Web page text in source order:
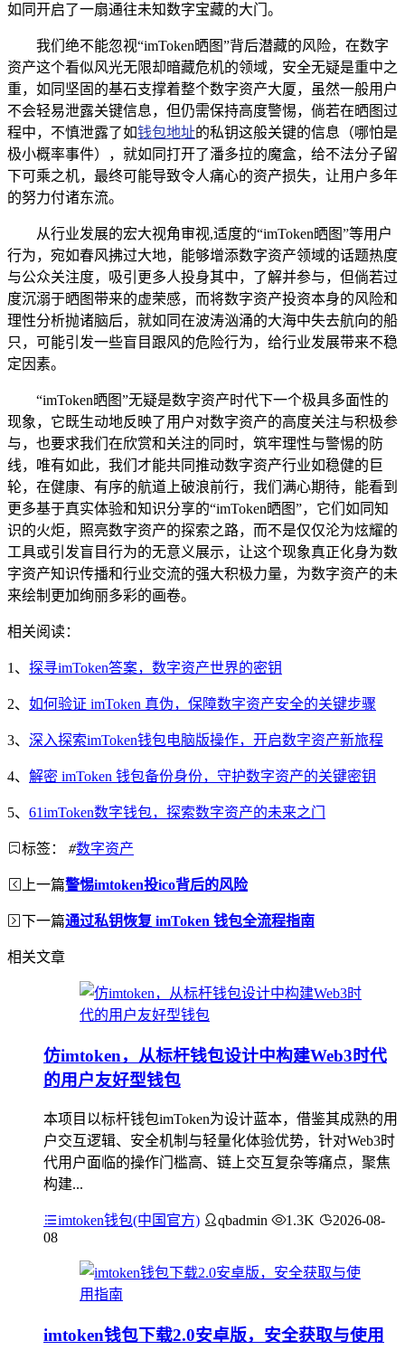
如同开启了一扇通往未知数字宝藏的大门。
我们绝不能忽视“imToken晒图”背后潜藏的风险，在数字
资产这个看似风光无限却暗藏危机的领域，安全无疑是重中之
重，如同坚固的基石支撑着整个数字资产大厦，虽然一般用户
不会轻易泄露关键信息，但仍需保持高度警惕，倘若在晒图过
程中，不慎泄露了如钱包地址的私钥这般关键的信息（哪怕是
极小概率事件），就如同打开了潘多拉的魔盒，给不法分子留
下可乘之机，最终可能导致令人痛心的资产损失，让用户多年
的努力付诸东流。
从行业发展的宏大视角审视,适度的“imToken晒图”等用户
行为，宛如春风拂过大地，能够增添数字资产领域的话题热度
与公众关注度，吸引更多人投身其中，了解并参与，但倘若过
度沉溺于晒图带来的虚荣感，而将数字资产投资本身的风险和
理性分析抛诸脑后，就如同在波涛汹涌的大海中失去航向的船
只，可能引发一些盲目跟风的危险行为，给行业发展带来不稳
定因素。
“imToken晒图”无疑是数字资产时代下一个极具多面性的
现象，它既生动地反映了用户对数字资产的高度关注与积极参
与，也要求我们在欣赏和关注的同时，筑牢理性与警惕的防
线，唯有如此，我们才能共同推动数字资产行业如稳健的巨
轮，在健康、有序的航道上破浪前行，我们满心期待，能看到
更多基于真实体验和知识分享的“imToken晒图”，它们如同知
识的火炬，照亮数字资产的探索之路，而不是仅仅沦为炫耀的
工具或引发盲目行为的无意义展示，让这个现象真正化身为数
字资产知识传播和行业交流的强大积极力量，为数字资产的未
来绘制更加绚丽多彩的画卷。
相关阅读：
1、 探寻imToken答案，数字资产世界的密钥
2、 如何验证 imToken 真伪，保障数字资产安全的关键步骤
3、 深入探索imToken钱包电脑版操作，开启数字资产新旅程
4、 解密 imToken 钱包备份身份，守护数字资产的关键密钥
5、 61imToken数字钱包，探索数字资产的未来之门
标签： #数字资产
上一篇警惕imtoken投ico背后的风险
下一篇通过私钥恢复 imToken 钱包全流程指南
相关文章
仿imtoken，从标杆钱包设计中构建Web3时代
的用户友好型钱包
本项目以标杆钱包imToken为设计蓝本，借鉴其成熟的用
户交互逻辑、安全机制与轻量化体验优势，针对Web3时
代用户面临的操作门槛高、链上交互复杂等痛点，聚焦
构建...
imtoken钱包(中国官方) qbadmin 1.3K
2026-08-
08
imtoken钱包下载2.0安卓版，安全获取与使用